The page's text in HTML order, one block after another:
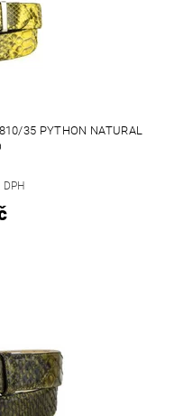
35 PYTHON NATURAL